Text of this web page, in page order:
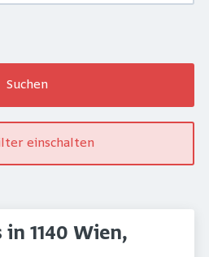
Suchen
einschalten
1140 Wien,